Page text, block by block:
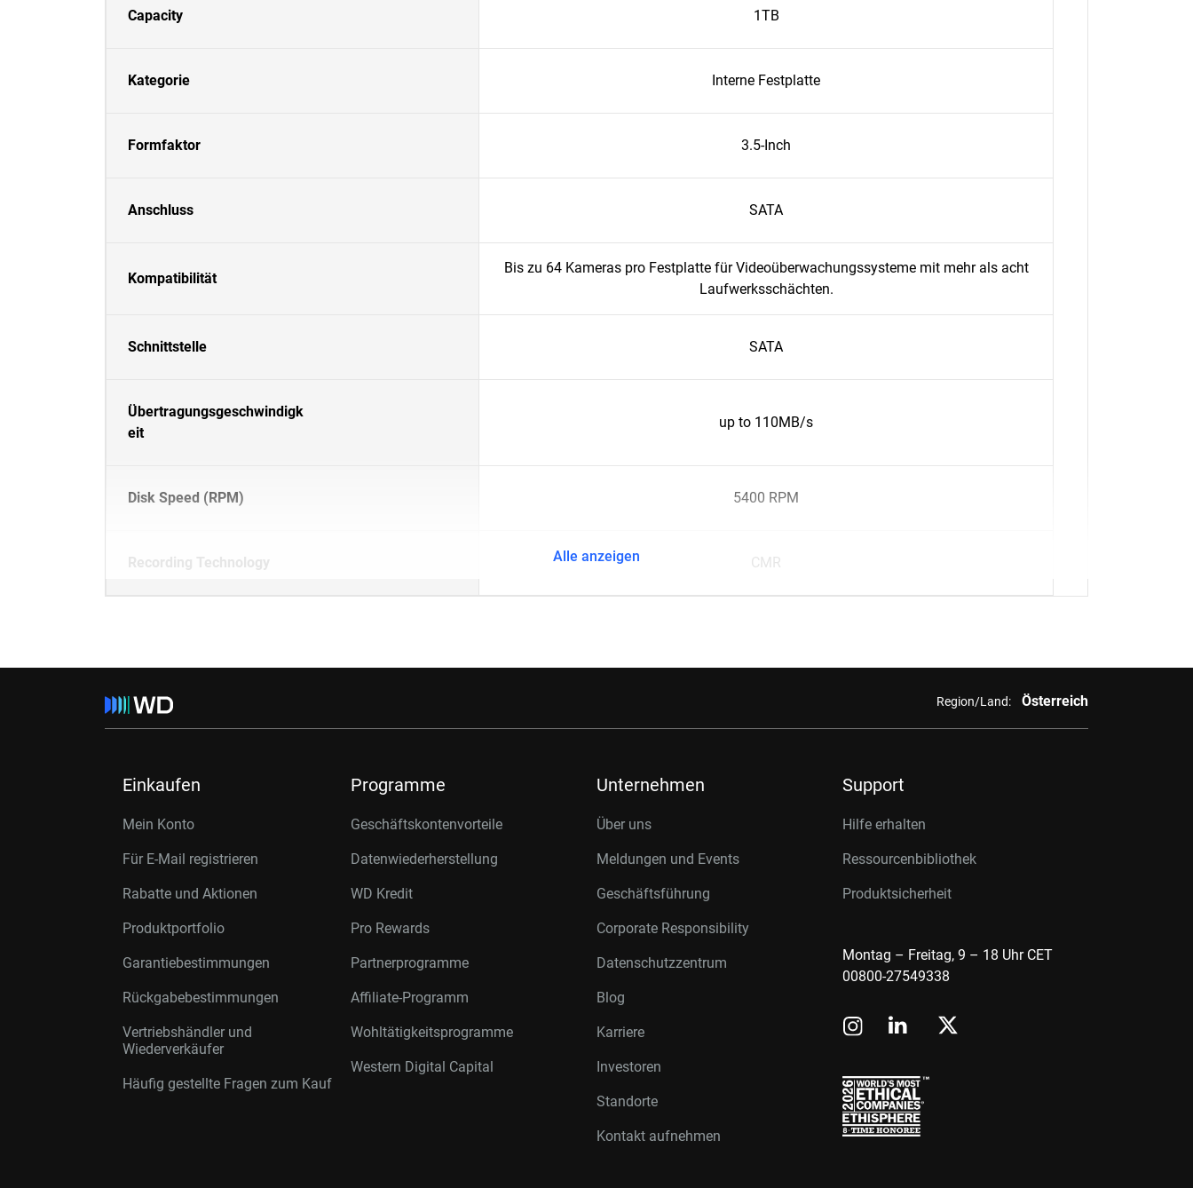
Capacity 1TB
Kategorie Interne Festplatte
Formfaktor 3.5-Inch
Anschluss SATA
Kompatibilität
Bis zu 64 Kameras pro Festplatte für Videoüberwachungssysteme mit mehr als acht
Laufwerksschächten.
Schnittstelle SATA
Übertragungsgeschwindigk
eit
up to 110MB/s
Disk Speed (RPM) 5400 RPM
Recording Technology CMR
Alle anzeigen
Region/Land: Österreich
Einkaufen
Mein Konto
Für E-Mail registrieren
Rabatte und Aktionen
Produktportfolio
Garantiebestimmungen
Rückgabebestimmungen
Vertriebshändler und
Wiederverkäufer
Häufig gestellte Fragen zum Kauf
Programme
Geschäftskontenvorteile
Datenwiederherstellung
WD Kredit
Pro Rewards
Partnerprogramme
Affiliate-Programm
Wohltätigkeitsprogramme
Western Digital Capital
Unternehmen
Über uns
Meldungen und Events
Geschäftsführung
Corporate Responsibility
Datenschutzzentrum
Blog
Karriere
Investoren
Standorte
Kontakt aufnehmen
Support
Hilfe erhalten
Ressourcenbibliothek
Produktsicherheit
Montag – Freitag, 9 – 18 Uhr CET
00800-27549338